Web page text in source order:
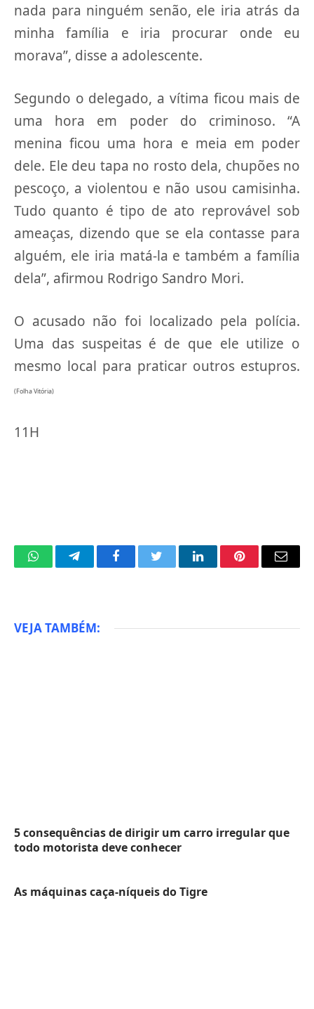
nada para ninguém senão, ele iria atrás da
minha família e iria procurar onde eu
morava”, disse a adolescente.
Segundo o delegado, a vítima ficou mais de
uma hora em poder do criminoso. “A
menina ficou uma hora e meia em poder
dele. Ele deu tapa no rosto dela, chupões no
pescoço, a violentou e não usou camisinha.
Tudo quanto é tipo de ato reprovável sob
ameaças, dizendo que se ela contasse para
alguém, ele iria matá-la e também a família
dela”, afirmou Rodrigo Sandro Mori.
O acusado não foi localizado pela polícia.
Uma das suspeitas é de que ele utilize o
mesmo local para praticar outros estupros.
(Folha Vitória)
11H
WhatsAppTelegramFacebookTwitter LinkedInPinterestEmail
VEJA TAMBÉM:
5 consequências de dirigir um carro irregular que
todo motorista deve conhecer
As máquinas caça-níqueis do Tigre